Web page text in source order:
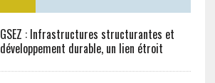
GSEZ : Infrastructures structurantes et
développement durable, un lien étroit